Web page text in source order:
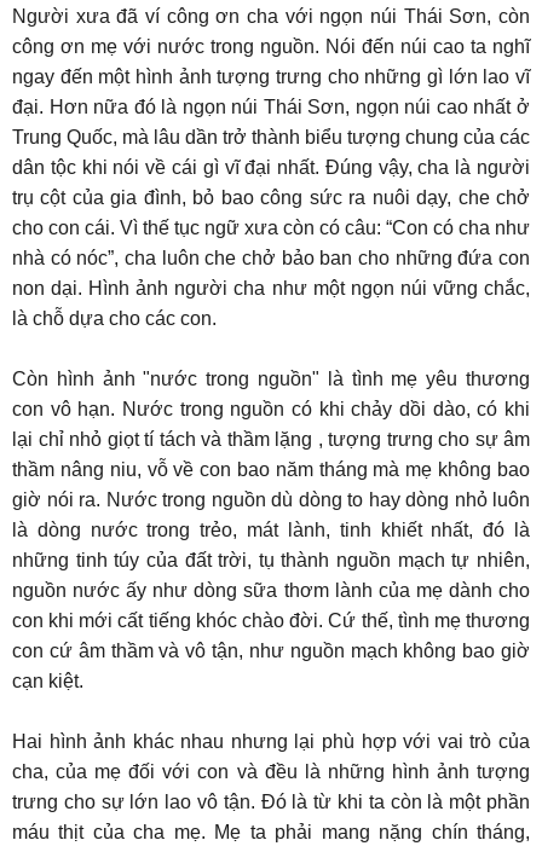
Người xưa đã ví công ơn cha với ngọn núi Thái Sơn, còn
công ơn mẹ với nước trong nguồn. Nói đến núi cao ta nghĩ
ngay đến một hình ảnh tượng trưng cho những gì lớn lao vĩ
đại. Hơn nữa đó là ngọn núi Thái Sơn, ngọn núi cao nhất ở
Trung Quốc, mà lâu dần trở thành biểu tượng chung của các
dân tộc khi nói về cái gì vĩ đại nhất. Đúng vậy, cha là người
trụ cột của gia đình, bỏ bao công sức ra nuôi dạy, che chở
cho con cái. Vì thế tục ngữ xưa còn có câu: “Con có cha như
nhà có nóc”, cha luôn che chở bảo ban cho những đứa con
non dại. Hình ảnh người cha như một ngọn núi vững chắc,
là chỗ dựa cho các con.
Còn hình ảnh "nước trong nguồn" là tình mẹ yêu thương
con vô hạn. Nước trong nguồn có khi chảy dồi dào, có khi
lại chỉ nhỏ giọt tí tách và thầm lặng , tượng trưng cho sự âm
thầm nâng niu, vỗ về con bao năm tháng mà mẹ không bao
giờ nói ra. Nước trong nguồn dù dòng to hay dòng nhỏ luôn
là dòng nước trong trẻo, mát lành, tinh khiết nhất, đó là
những tinh túy của đất trời, tụ thành nguồn mạch tự nhiên,
nguồn nước ấy như dòng sữa thơm lành của mẹ dành cho
con khi mới cất tiếng khóc chào đời. Cứ thế, tình mẹ thương
con cứ âm thầm và vô tận, như nguồn mạch không bao giờ
cạn kiệt.
Hai hình ảnh khác nhau nhưng lại phù hợp với vai trò của
cha, của mẹ đối với con và đều là những hình ảnh tượng
trưng cho sự lớn lao vô tận. Đó là từ khi ta còn là một phần
máu thịt của cha mẹ. Mẹ ta phải mang nặng chín tháng,